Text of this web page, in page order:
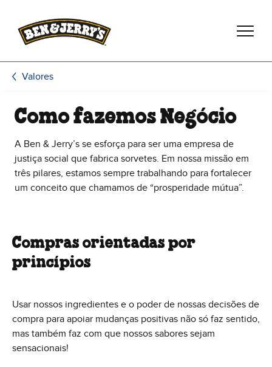
Valores
Como fazemos Negócio
A Ben & Jerry’s se esforça para ser uma empresa de
justiça social que fabrica sorvetes. Em nossa missão em
três pilares, estamos sempre trabalhando para fortalecer
um conceito que chamamos de “prosperidade mútua”.
Compras orientadas por
princípios
Usar nossos ingredientes e o poder de nossas decisões de
compra para apoiar mudanças positivas não só faz sentido,
mas também faz com que nossos sabores sejam
sensacionais!